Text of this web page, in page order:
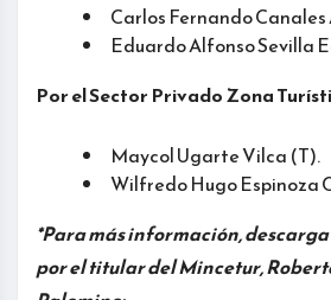
Carlos Fernando
Eduardo Alfonso Sevilla
Por el Sector Privado Zona
Maycol Ugarte Vilca (T).
Wilfredo Hugo Espinoza
*Para más información,
por el titular del Mincetur,